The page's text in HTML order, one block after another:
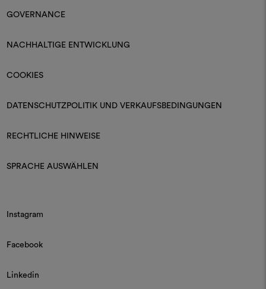
GOVERNANCE
NACHHALTIGE ENTWICKLUNG
COOKIES
DATENSCHUTZPOLITIK UND VERKAUFSBEDINGUNGEN
RECHTLICHE HINWEISE
SPRACHE AUSWÄHLEN
Instagram
Facebook
Linkedin